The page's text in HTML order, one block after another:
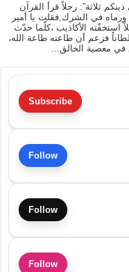
ثلاثة”: رجلاً قرأ القرآن
في الشرك,فقلت يا أمير
استخفّته الأكاذيب ،كلّما حدّث
فزعم أن طاعته طاعة الله،
في معصية الخالق…
Subscribe
Follow
Follow
Follow